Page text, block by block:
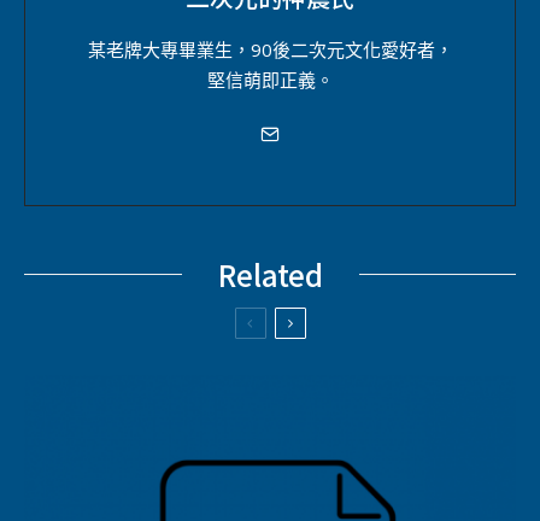
某老牌大專畢業生，90後二次元文化愛好者，
堅信萌即正義。
Related